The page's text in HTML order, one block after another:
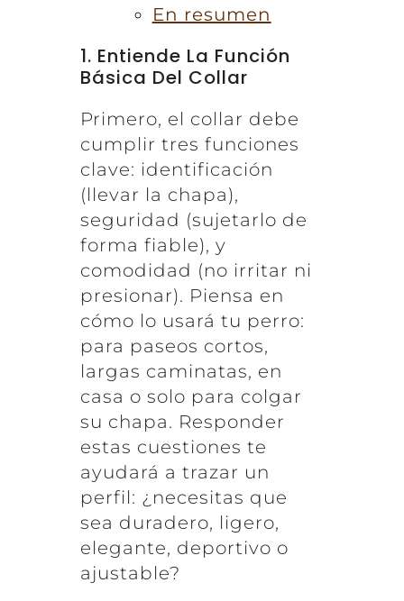
En resumen
1. Entiende La Función
Básica Del Collar
Primero, el collar debe
cumplir tres funciones
clave: identificación
(llevar la chapa),
seguridad (sujetarlo de
forma fiable), y
comodidad (no irritar ni
presionar). Piensa en
cómo lo usará tu perro:
para paseos cortos,
largas caminatas, en
casa o solo para colgar
su chapa. Responder
estas cuestiones te
ayudará a trazar un
perfil: ¿necesitas que
sea duradero, ligero,
elegante, deportivo o
ajustable?